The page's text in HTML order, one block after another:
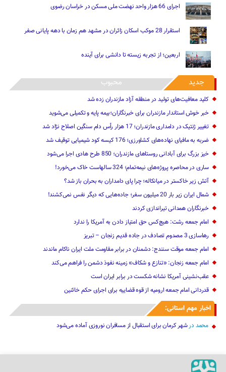
اجرای 66 هزار واحد نهضت ملی مسکن در خراسان رضوی
استقرار 28 موکب اسکان زائران در مشهد هم زمان با دهه پایانی صفر
اربعین؛ از تجربه زیسته تا دانشی برای آینده
جدید محبوب
کلید معافیت‌های تولید در منطقه آزاد مازندران زده شد
خبر خوش استاندار مازندران برای خبرنگاران؛‌بیمه پایه و ‌تکمیلی می‌شوید
تغییر ژنتیک‌ در دامداری مازندران؛ 17 هزار رأس دام سنگین ‌اصلاح نژاد شد
ضربه ‌به مافیای نهاده‌های کشاورزی؛ 176 کیسه کود شیمیایی توقیف شد
خیز بزرگ برای آبادانی روستاهای مازندران؛ 850 طرح هادی ‌اجرا می‌شود
ساری در محاصره پروژه‌های نیمه‌تمام؛ 324 سالهاست خاک می‌خورد!
آتش زیر خاکستر در میانکاله؛ چرا پای دامداران به بحران باز شد؟
شمال ایران زیر بار 20 میلیون سفر؛ جاده‌هایی که دیگر نفس نمی‌کشند!
خبرنگاران همدانی تیراندازی کردند
امام جمعه رشت: هیچ‌کس حق امتیاز دادن به آمریکا را ندارد
رهاسازی 3 مصدوم تصادف در جاده قدیم زنجان – تبریز
امام جمعه موقت سنندج: دشمنان در برابر مقاومت ملت ایران ناکام ماندند
امام جمعه زنجان: «تنازع و شکاف» زمینه نفوذ دشمن را فراهم می‌کند
عقب‌نشینی آمریکا نشانه شکست در برابر ایران است
قدردانی امام جمعه ارومیه از قوه قضاییه برای اجرای حکم خائنین ‌
اخبار مهم استانی:
محمد درشهر کرمان برای استقبال از مسافران نوروزی آماده می‌شود